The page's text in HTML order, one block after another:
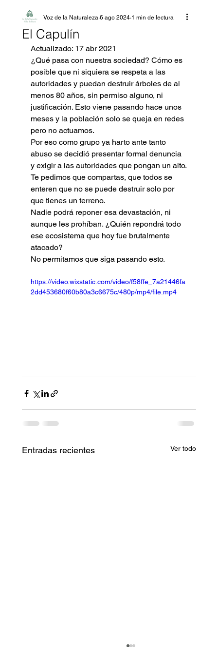
El Capulín
Voz de la Naturaleza 6 ago 2024 1 min de lectura
Actualizado: 17 abr 2021
¿Qué pasa con nuestra sociedad? Cómo es
posible que ni siquiera se respeta a las
autoridades y puedan destruir árboles de al
menos 80 años, sin permiso alguno, ni
justificación. Esto viene pasando hace unos
meses y la población solo se queja en redes
pero no actuamos.
Por eso como grupo ya harto ante tanto
abuso se decidió presentar formal denuncia
y exigir a las autoridades que pongan un alto.
Te pedimos que compartas, que todos se
enteren que no se puede destruir solo por
que tienes un terreno.
Nadie podrá reponer esa devastación, ni
aunque les prohíban. ¿Quién repondrá todo
ese ecosistema que hoy fue brutalmente
atacado?
No permitamos que siga pasando esto.
https://video.wixstatic.com/video/f58ffe_7a21446fa
2dd453680f60b80a3c6675c/480p/mp4/file.mp4
Entradas recientes Ver todo